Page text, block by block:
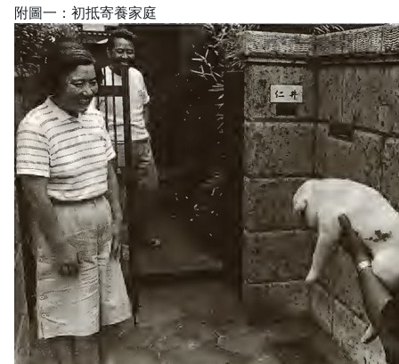
附圖一：初抵寄養家庭